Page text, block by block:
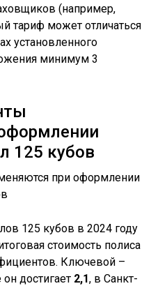
(например,
тариф может отличаться
установленного
минимум 3
125 кубов
125 кубов в 2024 году
стоимость полиса
Ключевой –
достигает 2,1, в Санкт-